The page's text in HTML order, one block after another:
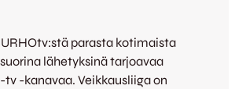
parasta kotimaista
lähetyksinä tarjoavaa
-kanavaa. Veikkausliiga on